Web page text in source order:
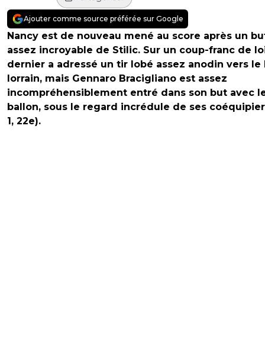
Ajouter comme source préférée sur Google
Nancy est de nouveau mené au score après un
assez incroyable de Stilic. Sur un coup-franc de
dernier a adressé un tir lobé assez anodin vers le
lorrain, mais Gennaro Bracigliano est assez
incompréhensiblement entré dans son but avec
ballon, sous le regard incrédule de ses
1, 22e).